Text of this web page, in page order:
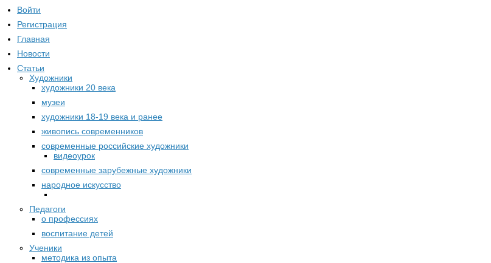
Войти
Регистрация
Главная
Новости
Статьи
Художники
художники 20 века
музеи
художники 18-19 века и ранее
живопись современников
современные российские художники
видеоурок
современные зарубежные художники
народное искусство
Педагоги
о профессиях
воспитание детей
Ученики
методика из опыта